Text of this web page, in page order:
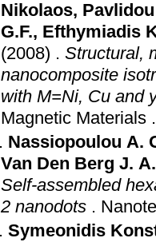
Nikolaos,
G.F., Efthymiadis
(2008) . Structural,
nanocomposite
with M=Ni, Cu and
Magnetic Materials
Nassiopoulou A.
Van Den Berg J. A.
Self-assembled
2 nanodots .
Symeonidis